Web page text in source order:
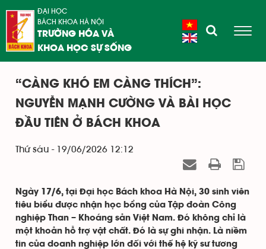
ĐẠI HỌC
BÁCH KHOA HÀ NỘI
TRƯỜNG HÓA VÀ
KHOA HỌC SỰ SỐNG
“CÀNG KHÓ EM CÀNG THÍCH”:
NGUYỄN MẠNH CƯỜNG VÀ BÀI HỌC
ĐẦU TIÊN Ở BÁCH KHOA
Thứ sáu - 19/06/2026 12:12
Ngày 17/6, tại Đại học Bách khoa Hà Nội, 30 sinh viên
tiêu biểu được nhận học bổng của Tập đoàn Công
nghiệp Than – Khoáng sản Việt Nam. Đó không chỉ là
một khoản hỗ trợ vật chất. Đó là sự ghi nhận. Là niềm
tin của doanh nghiệp lớn đối với thế hệ kỹ sư tương